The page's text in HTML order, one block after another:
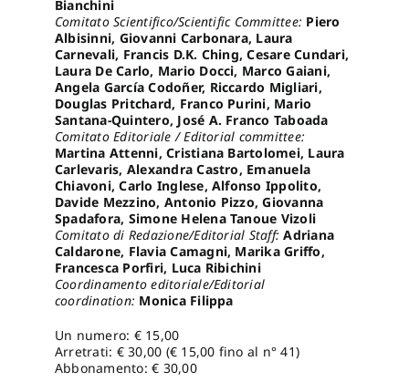
Bianchini
Comitato Scientifico/Scientific Committee: Piero
Albisinni, Giovanni Carbonara, Laura
Carnevali, Francis D.K. Ching, Cesare Cundari,
Laura De Carlo, Mario Docci, Marco Gaiani,
Angela García Codoñer, Riccardo Migliari,
Douglas Pritchard, Franco Purini, Mario
Santana-Quintero, José A. Franco Taboada
Comitato Editoriale / Editorial committee:
Martina Attenni, Cristiana Bartolomei, Laura
Carlevaris, Alexandra Castro, Emanuela
Chiavoni, Carlo Inglese, Alfonso Ippolito,
Davide Mezzino, Antonio Pizzo, Giovanna
Spadafora, Simone Helena Tanoue Vizoli
Comitato di Redazione/Editorial Staff:Adriana
Caldarone, Flavia Camagni, Marika Griffo,
Francesca Porfiri, Luca Ribichini
Coordinamento editoriale/Editorial
coordination: Monica Filippa
Un numero: € 15,00
Arretrati: € 30,00 (€ 15,00 fino al n° 41)
Abbonamento: € 30,00